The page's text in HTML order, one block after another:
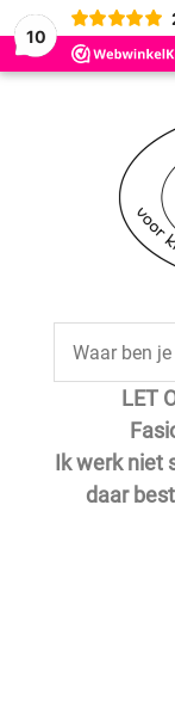
10
LET
Ik werk niet
daar